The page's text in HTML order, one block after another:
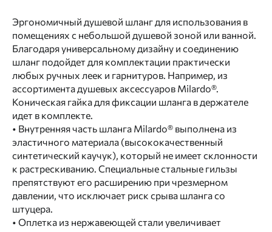
Эргономичный душевой шланг для использования в
помещениях с небольшой душевой зоной или ванной.
Благодаря универсальному дизайну и соединению
шланг подойдет для комплектации практически
любых ручных леек и гарнитуров. Например, из
ассортимента душевых аксессуаров Milardo®.
Коническая гайка для фиксации шланга в держателе
идет в комплекте.
• Внутренняя часть шланга Milardo® выполнена из
эластичного материала (высококачественный
синтетический каучук), который не имеет склонности
к растрескиванию. Специальные стальные гильзы
препятствуют его расширению при чрезмерном
давлении, что исключает риск срыва шланга со
штуцера.
• Оплетка из нержавеющей стали увеличивает